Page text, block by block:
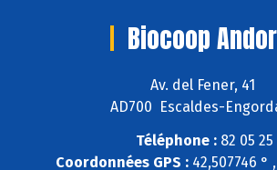
Biocoop
Av. del Fener, 41
AD700 Escaldes-
Téléphone :82 05 25
Coordonnées GPS :42,507746 ° ,